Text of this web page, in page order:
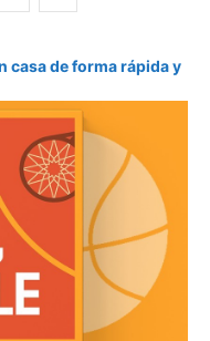
casa de forma rápida y